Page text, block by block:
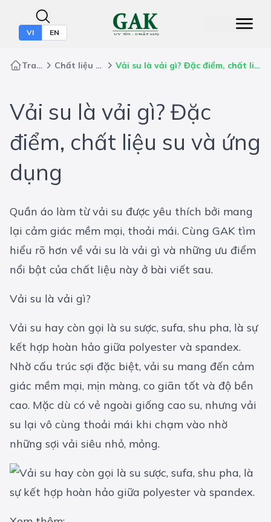
VI EN
Trang chủ Chất liệu may mặc Vải su là vải gì? Đặc điểm, chất liệu su và ứng dụng
Vải su là vải gì? Đặc
điểm, chất liệu su và ứng
dụng
Quần áo làm từ vải su được yêu thích bởi mang
lại cảm giác mềm mại, thoải mái. Cùng GAK tìm
hiểu rõ hơn về vải su là vải gì và những ưu điểm
nổi bật của chất liệu này ở bài viết sau.
Vải su là vải gì?
Vải su hay còn gọi là su sược, sufa, shu pha, là sự
kết hợp hoàn hảo giữa polyester và spandex.
Nhờ cấu trúc sợi đặc biệt, vải su mang đến cảm
giác mềm mại, mịn màng, co giãn tốt và độ bền
cao. Mặc dù có vẻ ngoài giống cao su, nhưng vải
su lại vô cùng thoải mái khi chạm vào nhờ
những sợi vải siêu nhỏ, mỏng.